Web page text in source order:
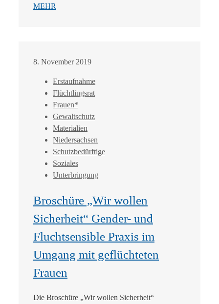
MEHR
8. November 2019
Erstaufnahme
Flüchtlingsrat
Frauen*
Gewaltschutz
Materialien
Niedersachsen
Schutzbedürftige
Soziales
Unterbringung
Broschüre „Wir wollen
Sicherheit“ Gender- und
Fluchtsensible Praxis im
Umgang mit geflüchteten
Frauen
Die Broschüre „Wir wollen Sicherheit“